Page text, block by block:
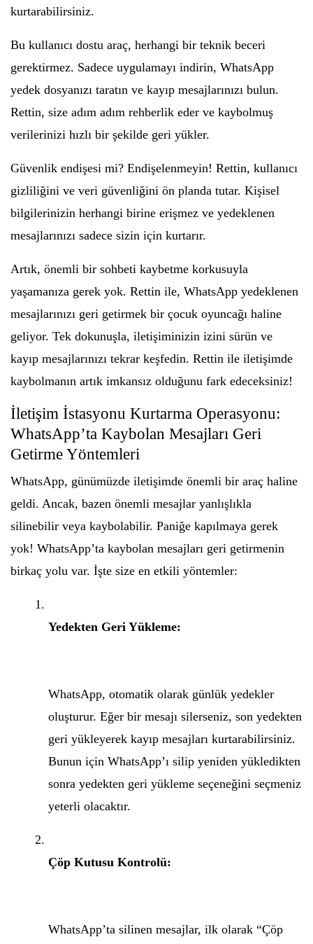
kurtarabilirsiniz.
Bu kullanıcı dostu araç, herhangi bir teknik beceri
gerektirmez. Sadece uygulamayı indirin, WhatsApp
yedek dosyanızı taratın ve kayıp mesajlarınızı bulun.
Rettin, size adım adım rehberlik eder ve kaybolmuş
verilerinizi hızlı bir şekilde geri yükler.
Güvenlik endişesi mi? Endişelenmeyin! Rettin, kullanıcı
gizliliğini ve veri güvenliğini ön planda tutar. Kişisel
bilgilerinizin herhangi birine erişmez ve yedeklenen
mesajlarınızı sadece sizin için kurtarır.
Artık, önemli bir sohbeti kaybetme korkusuyla
yaşamanıza gerek yok. Rettin ile, WhatsApp yedeklenen
mesajlarınızı geri getirmek bir çocuk oyuncağı haline
geliyor. Tek dokunuşla, iletişiminizin izini sürün ve
kayıp mesajlarınızı tekrar keşfedin. Rettin ile iletişimde
kaybolmanın artık imkansız olduğunu fark edeceksiniz!
İletişim İstasyonu Kurtarma Operasyonu:
WhatsApp’ta Kaybolan Mesajları Geri
Getirme Yöntemleri
WhatsApp, günümüzde iletişimde önemli bir araç haline
geldi. Ancak, bazen önemli mesajlar yanlışlıkla
silinebilir veya kaybolabilir. Paniğe kapılmaya gerek
yok! WhatsApp’ta kaybolan mesajları geri getirmenin
birkaç yolu var. İşte size en etkili yöntemler:
Yedekten Geri Yükleme:
WhatsApp, otomatik olarak günlük yedekler
oluşturur. Eğer bir mesajı silerseniz, son yedekten
geri yükleyerek kayıp mesajları kurtarabilirsiniz.
Bunun için WhatsApp’ı silip yeniden yükledikten
sonra yedekten geri yükleme seçeneğini seçmeniz
yeterli olacaktır.
Çöp Kutusu Kontrolü:
WhatsApp’ta silinen mesajlar, ilk olarak “Çöp